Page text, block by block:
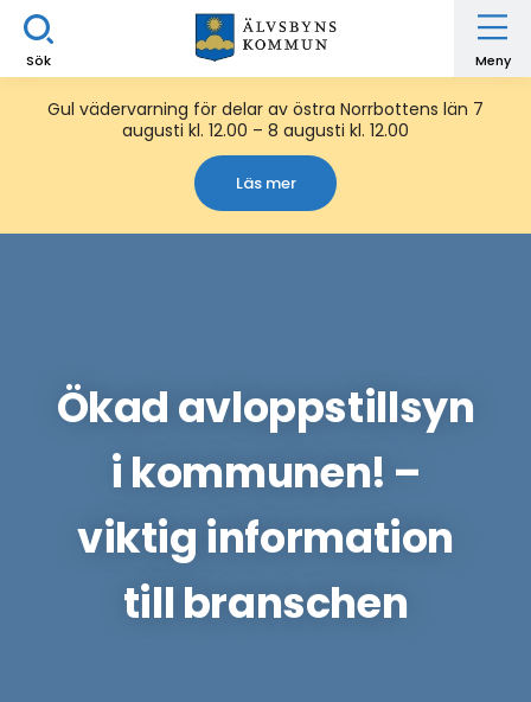
Sök Meny
Gul vädervarning för delar av östra Norrbottens län 7
augusti kl. 12.00 – 8 augusti kl. 12.00
Läs mer
Ökad avloppstillsyn
i kommunen! –
viktig information
till branschen